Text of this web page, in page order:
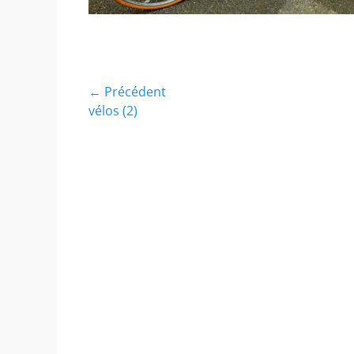
Navigation
de
← Précédent
Article
vélos (2)